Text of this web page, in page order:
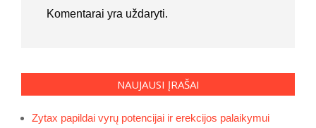
Komentarai yra uždaryti.
NAUJAUSI ĮRAŠAI
Zytax papildai vyrų potencijai ir erekcijos palaikymui